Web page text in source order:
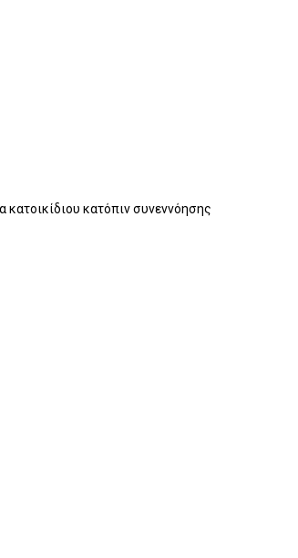
κατόπιν συνεννόησης